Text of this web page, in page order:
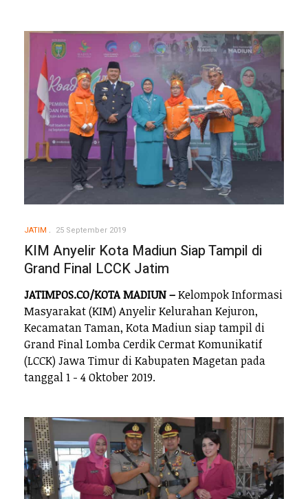
JATIM 25 September 2019
KIM Anyelir Kota Madiun Siap Tampil di
Grand Final LCCK Jatim
JATIMPOS.CO/KOTA MADIUN –Kelompok Informasi
Masyarakat (KIM) Anyelir Kelurahan Kejuron,
Kecamatan Taman, Kota Madiun siap tampil di
Grand Final Lomba Cerdik Cermat Komunikatif
(LCCK) Jawa Timur di Kabupaten Magetan pada
tanggal 1 - 4 Oktober 2019.